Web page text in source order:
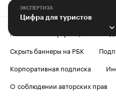
ЭКСПЕРТИЗА
Цифра для туристов
Контактная информация
Скрыть баннеры на РБК
Корпоративная подписка
О соблюдении авторских прав